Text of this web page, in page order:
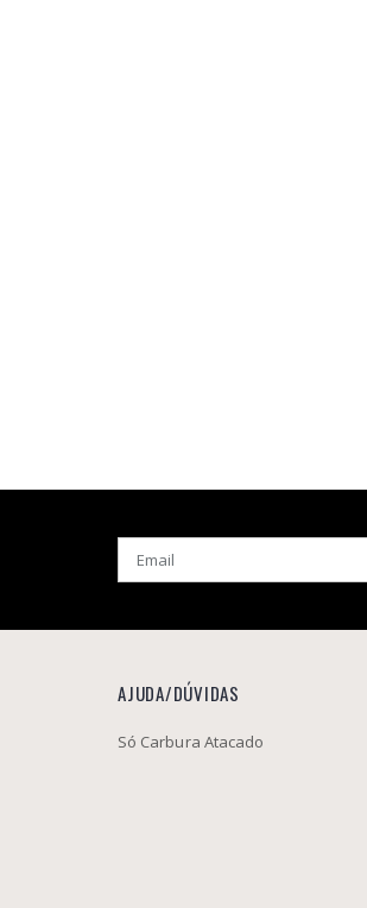
AJUDA/DÚVIDAS
Só Carbura Atacado